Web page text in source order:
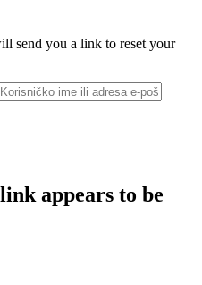
send you a link to reset your
appears to be